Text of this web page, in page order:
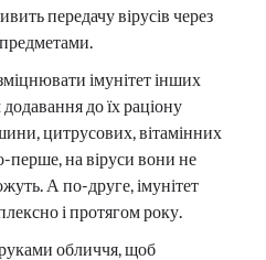
передачу вірусів через
імунітет інших
до їх раціону
цитрусових, вітамінних
перше, на віруси вони не
А по-друге, імунітет
і протягом року.
обличчя, щоб